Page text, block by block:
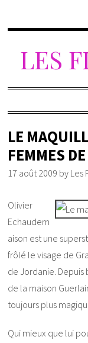
LES
LE
FEMMES
17 août 2009 by Les
Olivier
Echaudem
aison est une
frôlé le visage de
de Jordanie.
de la maison
toujours plus
Qui mieux que lui